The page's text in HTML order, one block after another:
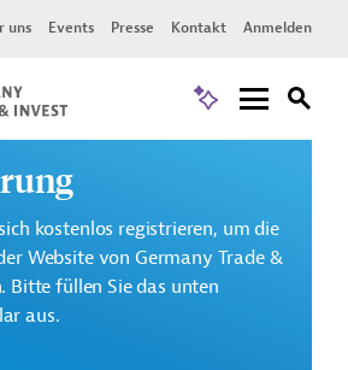
uns Events Presse Kontakt Anmelden
kostenlos registrieren, um die
Website von Germany Trade &
Bitte füllen Sie das unten
aus.